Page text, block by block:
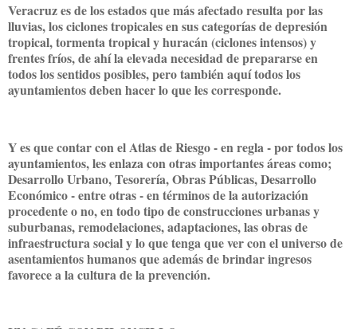
Veracruz es de los estados que más afectado resulta por las
lluvias, los ciclones tropicales en sus categorías de depresión
tropical, tormenta tropical y huracán (ciclones intensos) y
frentes fríos, de ahí la elevada necesidad de prepararse en
todos los sentidos posibles, pero también aquí todos los
ayuntamientos deben hacer lo que les corresponde.
Y es que contar con el Atlas de Riesgo - en regla - por todos los
ayuntamientos, les enlaza con otras importantes áreas como;
Desarrollo Urbano, Tesorería, Obras Públicas, Desarrollo
Económico - entre otras - en términos de la autorización
procedente o no, en todo tipo de construcciones urbanas y
suburbanas, remodelaciones, adaptaciones, las obras de
infraestructura social y lo que tenga que ver con el universo de
asentamientos humanos que además de brindar ingresos
favorece a la cultura de la prevención.